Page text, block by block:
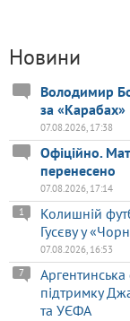
Новини
Володимир
за «Карабах»
07.08.2026, 17:38
Офіційно.
перенесено
07.08.2026, 17:14
Колишній
Гусєву у
1
07.08.2026, 16:53
підтримку
та УЄФА
7